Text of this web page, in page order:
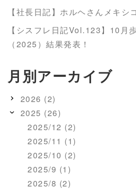
【社長日記】ホルヘさんメキシ
【シスフレ日記Vol.123】10月
（2025）結果発表！
月別アーカイブ
2026 (2)
2025 (26)
2025/12 (2)
2025/11 (1)
2025/10 (2)
2025/9 (1)
2025/8 (2)